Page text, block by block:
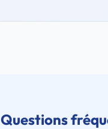
Questions